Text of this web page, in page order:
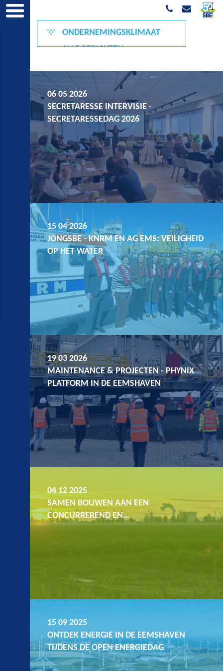
ALLE BERICHTEN
DUURZAAMHEID
GROENE GRONINGER
LEEFBAARHEID
ONDER DE MOTORKAP
ONDERNEMINGSKLIMAAT
ONDERWIJS & ARBEIDSMARKT
VEILIGHEID
06 05 2026
SECRETARESSE INTERVISIE -
SECRETARESSEDAG 2026
15 04 2026
JONGSBE - KNRM EN AG EMS: VEILIGHEID
OP HET WATER
19 03 2026
MAINTENANCE & PROJECTEN - PHYNIX
PLATFORM IN DE EEMSHAVEN
04 12 2025
SAMEN BOUWEN AAN EEN
CONCURREREND EN…
15 09 2025
ONTDEK ENERGIE IN DE EEMSHAVEN
TIJDENS DE OPEN ENERGIEDAG